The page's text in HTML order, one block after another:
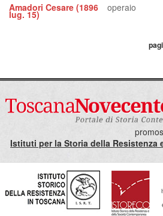
Amadori Cesare (1896
lug. 15)
operaio
Istituti per la Storia della Resistenza